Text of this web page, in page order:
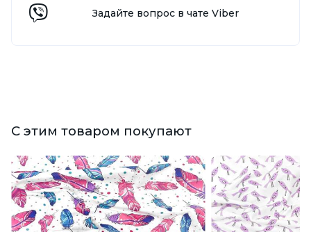
Задайте вопрос в чате Viber
С этим товаром покупают